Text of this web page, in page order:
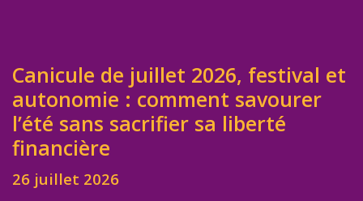
Canicule de juillet 2026, festival et
autonomie : comment savourer
l’été sans sacrifier sa liberté
financière
26 juillet 2026